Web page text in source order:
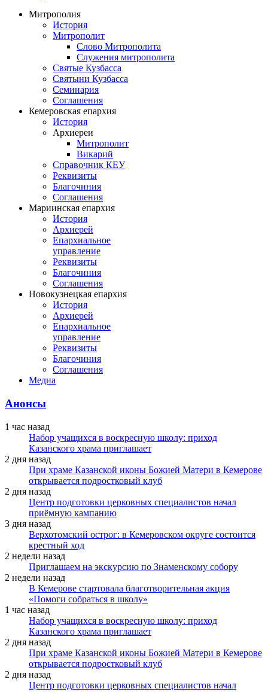
Митрополия
История
Митрополит
Слово Митрополита
Служения митрополита
Святые Кузбасса
Святыни Кузбасса
Семинария
Соглашения
Кемеровская епархия
История
Архиереи
Митрополит
Викарий
Справочник КЕУ
Реквизиты
Благочиния
Соглашения
Мариинская епархия
История
Архиерей
Епархиальное
управление
Реквизиты
Благочиния
Соглашения
Новокузнецкая епархия
История
Архиерей
Епархиальное
управление
Реквизиты
Благочиния
Соглашения
Медиа
Анонсы
1 час назад
Набор учащихся в воскресную школу: приход
Казанского храма приглашает
2 дня назад
При храме Казанской иконы Божией Матери в Кемерове
открывается подростковый клуб
2 дня назад
Центр подготовки церковных специалистов начал
приёмную кампанию
3 дня назад
Верхотомский острог: в Кемеровском округе состоится
крестный ход
2 недели назад
Приглашаем на экскурсию по Знаменскому собору
2 недели назад
В Кемерове стартовала благотворительная акция
«Помоги собраться в школу»
1 час назад
Набор учащихся в воскресную школу: приход
Казанского храма приглашает
2 дня назад
При храме Казанской иконы Божией Матери в Кемерове
открывается подростковый клуб
2 дня назад
Центр подготовки церковных специалистов начал